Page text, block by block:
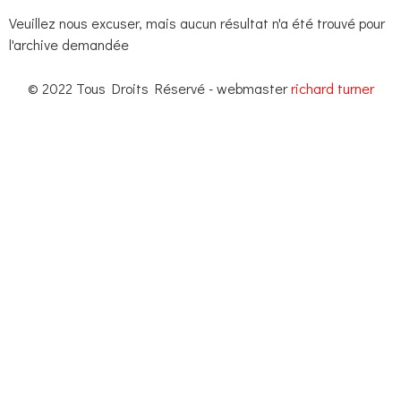
Veuillez nous excuser, mais aucun résultat n'a été trouvé pour
l'archive demandée
© 2022 Tous Droits Réservé - webmasterrichard turner